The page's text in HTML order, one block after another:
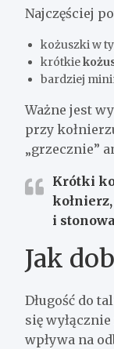
Najczęściej
kożuszki w
krótkie
bardziej
Ważne jest
przy
„grzecznie”
Krótki
i
Jak
Długość do
się
wpływa na